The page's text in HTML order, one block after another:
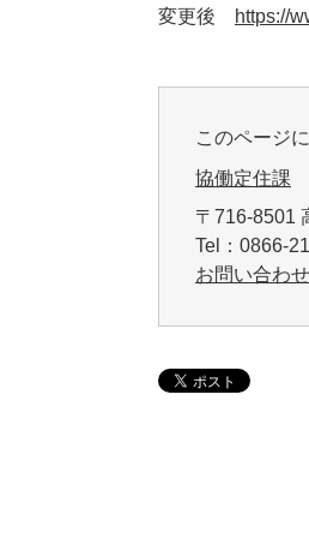
変更後 https://
このページ
協働定住課
〒716-8501
Tel：0866-
お問い合わ